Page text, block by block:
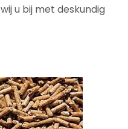
u bij met deskundig